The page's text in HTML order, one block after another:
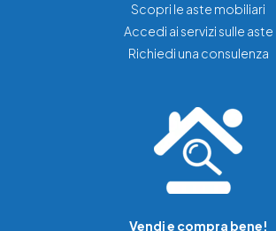
Scopri le aste mobiliari
Accedi ai servizi sulle aste
Richiedi una consulenza
Vendi e compra bene!